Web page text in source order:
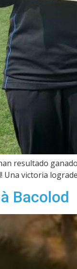
resultado
Una victoria
Bacolod